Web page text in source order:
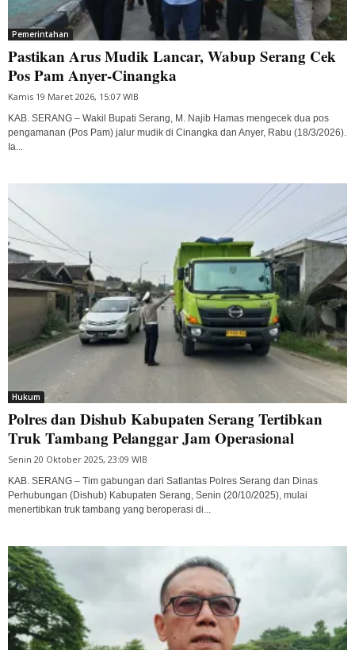
Pemerintahan
Pastikan Arus Mudik Lancar, Wabup Serang Cek
Pos Pam Anyer-Cinangka
Kamis 19 Maret 2026, 15:07 WIB
KAB. SERANG – Wakil Bupati Serang, M. Najib Hamas mengecek dua pos
pengamanan (Pos Pam) jalur mudik di Cinangka dan Anyer, Rabu (18/3/2026).
Ia...
Hukum
Polres dan Dishub Kabupaten Serang Tertibkan
Truk Tambang Pelanggar Jam Operasional
Senin 20 Oktober 2025, 23:09 WIB
KAB. SERANG – Tim gabungan dari Satlantas Polres Serang dan Dinas
Perhubungan (Dishub) Kabupaten Serang, Senin (20/10/2025), mulai
menertibkan truk tambang yang beroperasi di...